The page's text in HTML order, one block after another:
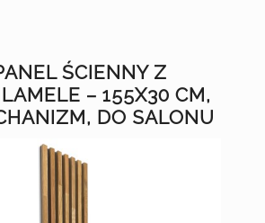
ŚCIENNY Z
– 155X30 CM,
DO SALONU